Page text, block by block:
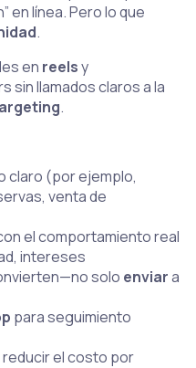
en línea. Pero lo que
.
en reelsy
sin llamados claros a la
.
claro (por ejemplo,
venta de
el comportamiento real
intereses
solo enviara
para seguimiento
el costo por